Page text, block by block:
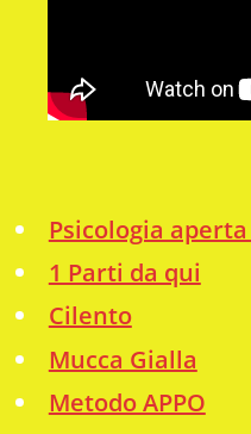
Psicologia
1 Parti da qui
Cilento
Mucca Gialla
Metodo APPO